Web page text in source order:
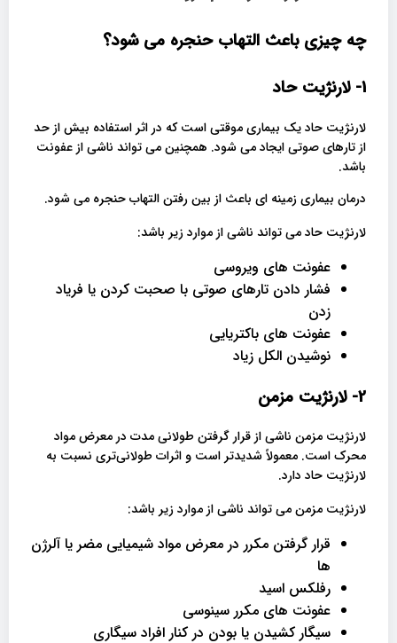
چه چیزی باعث التهاب حنجره می شود؟
1- لارنژیت حاد
لارنژیت حاد یک بیماری موقتی است که در اثر استفاده بیش از حد
از تارهای صوتی ایجاد می شود. همچنین می تواند ناشی از عفونت
باشد.
درمان بیماری زمینه ای باعث از بین رفتن التهاب حنجره می شود.
لارنژیت حاد می تواند ناشی از موارد زیر باشد:
عفونت های ویروسی
فشار دادن تارهای صوتی با صحبت کردن یا فریاد
زدن
عفونت های باکتریایی
نوشیدن الکل زیاد
2- لارنژیت مزمن
لارنژیت مزمن ناشی از قرار گرفتن طولانی مدت در معرض مواد
محرک است. معمولاً شدیدتر است و اثرات طولانی‌تری نسبت به
لارنژیت حاد دارد.
لارنژیت مزمن می تواند ناشی از موارد زیر باشد:
قرار گرفتن مکرر در معرض مواد شیمیایی مضر یا آلرژن
ها
رفلکس اسید
عفونت های مکرر سینوسی
سیگار کشیدن یا بودن در کنار افراد سیگاری